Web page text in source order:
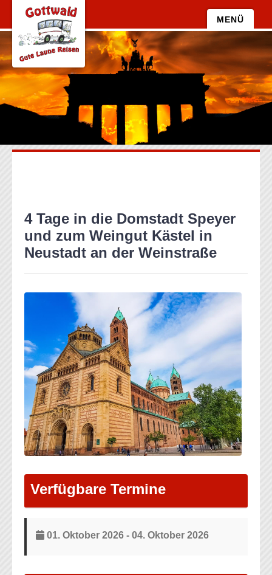
springen
MENÜ
Zum
Inhalt
springen
4 Tage in die Domstadt Speyer
und zum Weingut Kästel in
Neustadt an der Weinstraße
Verfügbare Termine
01. Oktober 2026 - 04. Oktober 2026